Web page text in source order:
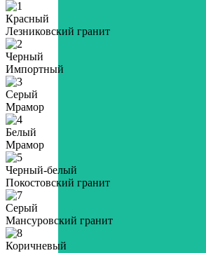
Красный
Лезниковский гранит
Черный
Импортный
Серый
Мрамор
Белый
Мрамор
Черный-белый
Покостовский гранит
Серый
Мансуровский гранит
Коричневый